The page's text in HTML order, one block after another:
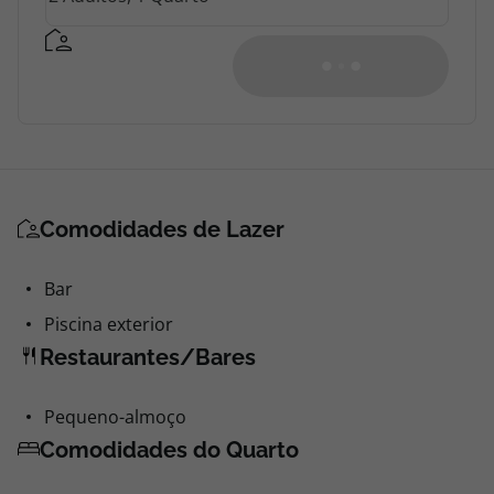
Comodidades de Lazer
Bar
Piscina exterior
Restaurantes/Bares
Pequeno-almoço
Comodidades do Quarto